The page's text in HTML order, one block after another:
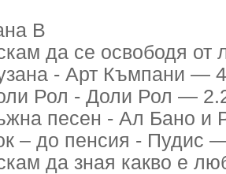
В
да се освободя
- Арт Къмпани —
Рол - Доли Рол —
песен - Ал Бано и
– до пенсия - Пудис
да зная какво е